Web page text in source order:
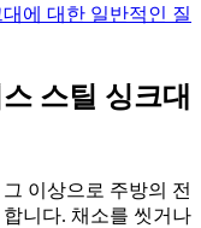
에 대한 일반적인 질
스틸 싱크대
이상으로 주방의 전
니다. 채소를 씻거나